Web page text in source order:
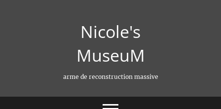
Nicole's
MuseuM
arme de reconstruction massive